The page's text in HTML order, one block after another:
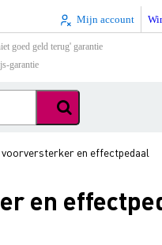
Mijn account
goed geld terug' garantie
garantie
voorversterker en effectpedaal
en